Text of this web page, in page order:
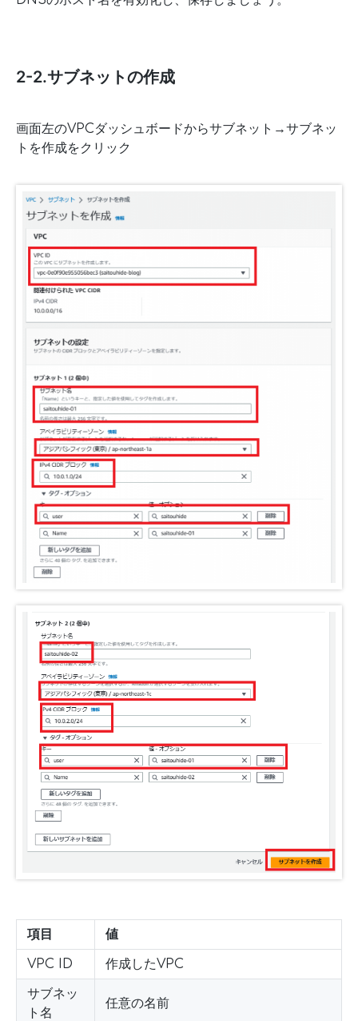
2-2.サブネットの作成
画面左のVPCダッシュボードからサブネット→サブネッ
トを作成をクリック
項目 値
VPC ID 作成したVPC
サブネッ
ト名
任意の名前